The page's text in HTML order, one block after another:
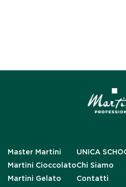
Master Martini
Martini Cioccolato
Martini Gelato
UNICA
Chi Siamo
Contatti